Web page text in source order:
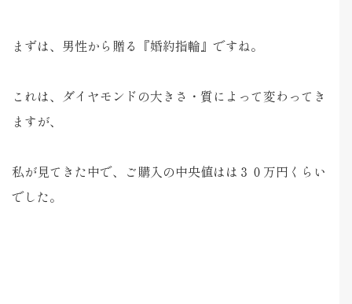
まずは、男性から贈る『婚約指輪』ですね。
これは、ダイヤモンドの大きさ・質によって変わってき
ますが、
私が見てきた中で、ご購入の中央値はは３０万円くらい
でした。